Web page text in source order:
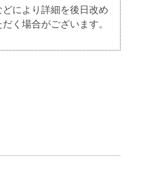
により詳細を後日改め
く場合がございます。